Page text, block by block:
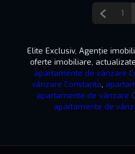
Pagina
1
Elite Exclusiv, Agenție
oferte imobiliare,
apartamente de vânzare
vânzare Constanta,
apartamente de vânzare
apartamente de